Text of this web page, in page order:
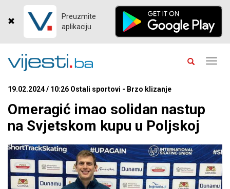
Preuzmite
aplikaciju
19.02.2024 / 10:26 Ostali sportovi - Brzo klizanje
Omeragić imao solidan nastup
na Svjetskom kupu u Poljskoj